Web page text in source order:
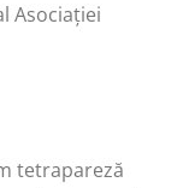
Asociației
tetrapareză